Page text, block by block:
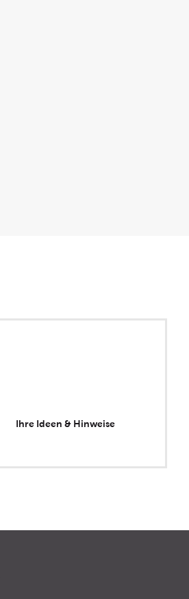
Ihre Ideen & Hinweise